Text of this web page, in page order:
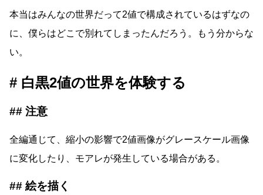
本当はみんなの世界だって2値で構成されているはずなの
に、僕らはどこで別れてしまったんだろう。もう分からな
い。
白黒2値の世界を体験する
注意
全編通じて、縮小の影響で2値画像がグレースケール画像
に変化したり、モアレが発生している場合がある。
絵を描く